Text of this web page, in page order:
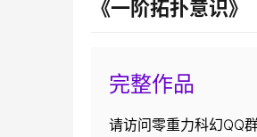
《一阶拓扑意识》
完整作品
请访问零重力科幻QQ